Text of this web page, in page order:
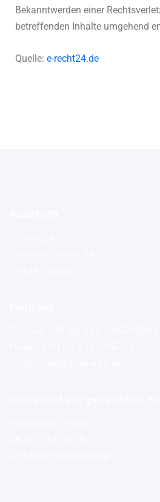
Bekanntwerden einer
betreffenden Inhalte umgehend
Quelle: e-recht24.de